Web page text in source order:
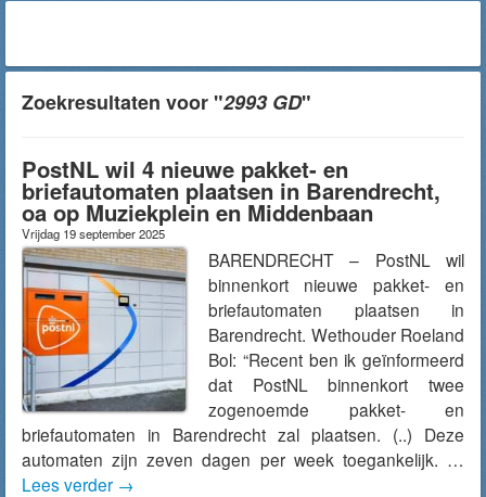
Zoekresultaten voor "2993 GD"
PostNL wil 4 nieuwe pakket- en
briefautomaten plaatsen in Barendrecht,
oa op Muziekplein en Middenbaan
Vrijdag 19 september 2025
BARENDRECHT – PostNL wil
binnenkort nieuwe pakket- en
briefautomaten plaatsen in
Barendrecht. Wethouder Roeland
Bol: “Recent ben ik geïnformeerd
dat PostNL binnenkort twee
zogenoemde pakket- en
briefautomaten in Barendrecht zal plaatsen. (..) Deze
automaten zijn zeven dagen per week toegankelijk. …
Lees verder →